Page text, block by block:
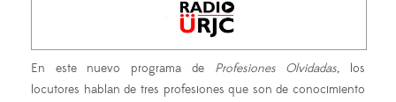
En este nuevo programa de Profesiones Olvidadas, los
locutores hablan de tres profesiones que son de conocimiento